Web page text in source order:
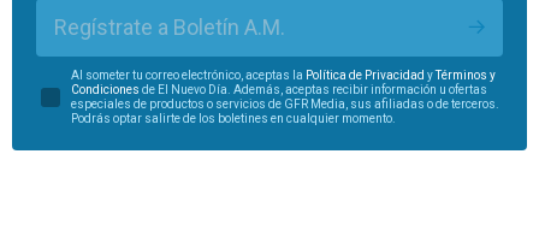
Regístrate a Boletín A.M.
Al someter tu correo electrónico, aceptas la Política de Privacidad yTérminos y
Condiciones de El Nuevo Día. Además, aceptas recibir información u ofertas
especiales de productos o servicios de GFR Media, sus afiliadas o de terceros.
Podrás optar salirte de los boletines en cualquier momento.